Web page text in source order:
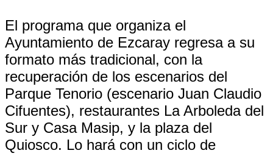
El programa que organiza el
Ayuntamiento de Ezcaray regresa a su
formato más tradicional, con la
recuperación de los escenarios del
Parque Tenorio (escenario Juan Claudio
Cifuentes), restaurantes La Arboleda del
Sur y Casa Masip, y la plaza del
Quiosco. Lo hará con un ciclo de